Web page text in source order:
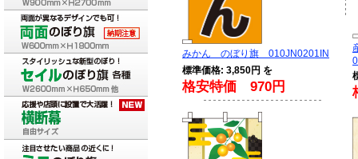
みかん のぼり旗 010JN0201IN
標準価格: 3,850円 を
格安特価 970円